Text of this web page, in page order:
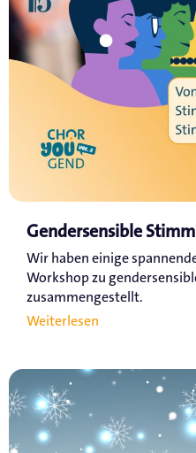
Gendersensible
Wir haben einige
Workshop zu
zusammengestellt.
Weiterlesen